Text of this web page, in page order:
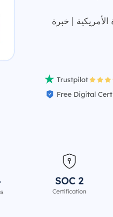
الأمريكية | خبرة